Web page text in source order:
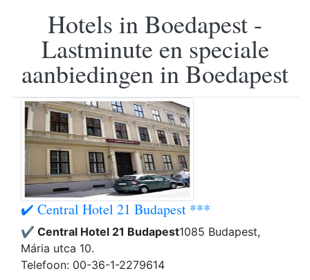
Hotels in Boedapest -
Lastminute en speciale
aanbiedingen in Boedapest
✔️ Central Hotel 21 Budapest ***
✔️ Central Hotel 21 Budapest1085 Budapest,
Mária utca 10.
Telefoon: 00-36-1-2279614